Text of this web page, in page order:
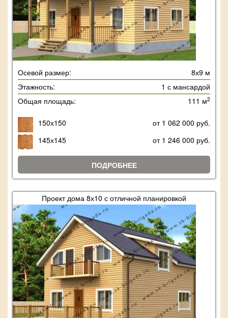
Осевой размер:
8х9 м
Этажность:
1 с мансардой
Общая площадь:
111 м2
150х150
от 1 062 000 руб.
145х145
от 1 246 000 руб.
ПОДРОБНЕЕ
Проект дома 8х10 с отличной планировкой